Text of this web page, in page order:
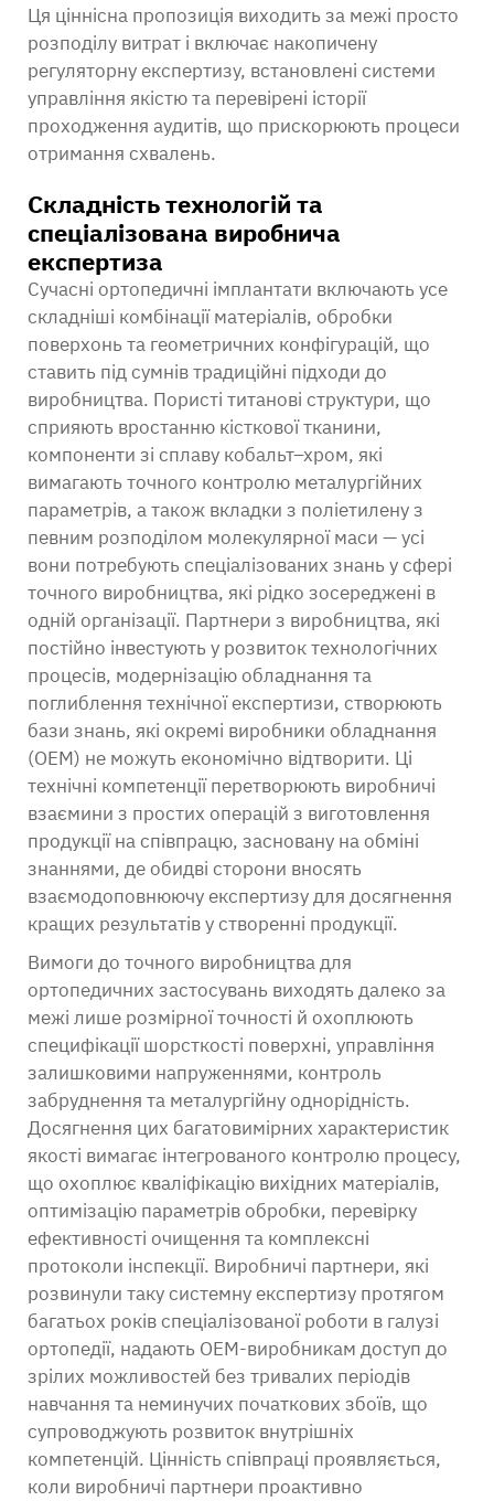
Ця ціннісна пропозиція виходить за межі просто
розподілу витрат і включає накопичену
регуляторну експертизу, встановлені системи
управління якістю та перевірені історії
проходження аудитів, що прискорюють процеси
отримання схвалень.
Складність технологій та
спеціалізована виробнича
експертиза
Сучасні ортопедичні імплантати включають усе
складніші комбінації матеріалів, обробки
поверхонь та геометричних конфігурацій, що
ставить під сумнів традиційні підходи до
виробництва. Пористі титанові структури, що
сприяють вростанню кісткової тканини,
компоненти зі сплаву кобальт–хром, які
вимагають точного контролю металургійних
параметрів, а також вкладки з поліетилену з
певним розподілом молекулярної маси — усі
вони потребують спеціалізованих знань у сфері
точного виробництва, які рідко зосереджені в
одній організації. Партнери з виробництва, які
постійно інвестують у розвиток технологічних
процесів, модернізацію обладнання та
поглиблення технічної експертизи, створюють
бази знань, які окремі виробники обладнання
(OEM) не можуть економічно відтворити. Ці
технічні компетенції перетворюють виробничі
взаємини з простих операцій з виготовлення
продукції на співпрацю, засновану на обміні
знаннями, де обидві сторони вносять
взаємодоповнюючу експертизу для досягнення
кращих результатів у створенні продукції.
Вимоги до точного виробництва для
ортопедичних застосувань виходять далеко за
межі лише розмірної точності й охоплюють
специфікації шорсткості поверхні, управління
залишковими напруженнями, контроль
забруднення та металургійну однорідність.
Досягнення цих багатовимірних характеристик
якості вимагає інтегрованого контролю процесу,
що охоплює кваліфікацію вихідних матеріалів,
оптимізацію параметрів обробки, перевірку
ефективності очищення та комплексні
протоколи інспекції. Виробничі партнери, які
розвинули таку системну експертизу протягом
багатьох років спеціалізованої роботи в галузі
ортопедії, надають OEM-виробникам доступ до
зрілих можливостей без тривалих періодів
навчання та неминучих початкових збоїв, що
супроводжують розвиток внутрішніх
компетенцій. Цінність співпраці проявляється,
коли виробничі партнери проактивно